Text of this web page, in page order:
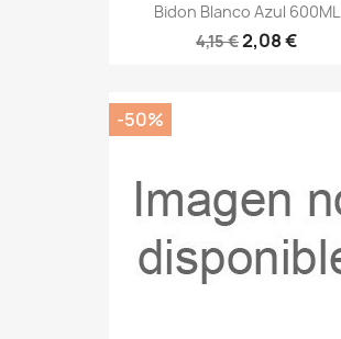
Bidon Blanco Azul 600ML
4,15 €2,08 €
-50%